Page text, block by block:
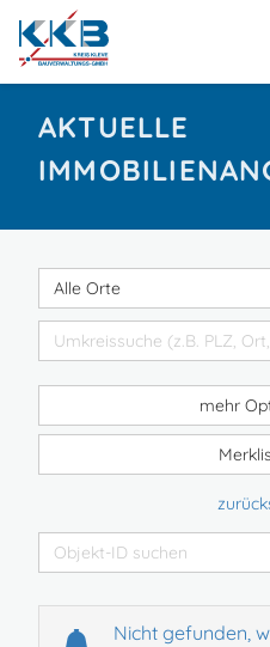
AKTUELLE
Alle Orte
mehr
Nicht gefunden,